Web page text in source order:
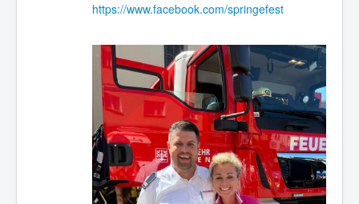
https://www.facebook.com/springefest